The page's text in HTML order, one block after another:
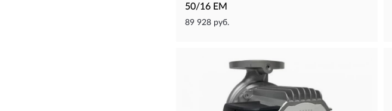
50/16 EM
89 928 руб.